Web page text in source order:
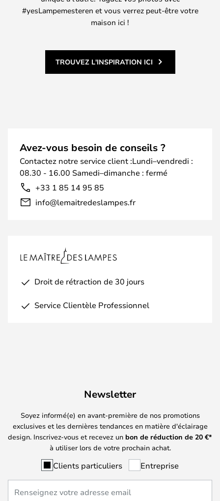
#yesLampemesteren et vous verrez peut-être votre
maison ici !
TROUVEZ L'INSPIRATION ICI
Avez-vous besoin de conseils ?
Contactez notre service client :Lundi–vendredi :
08.30 - 16.00 Samedi–dimanche : fermé
+33 1 85 14 95 85
info@lemaitredeslampes.fr
Droit de rétraction de 30 jours
Service Clientèle Professionnel
Newsletter
Soyez informé(e) en avant-première de nos promotions
exclusives et les dernières tendances en matière d'éclairage
design. Inscrivez-vous et recevez un bon de réduction de 20 €*
à utiliser lors de votre prochain achat.
Clients particuliers Entreprise